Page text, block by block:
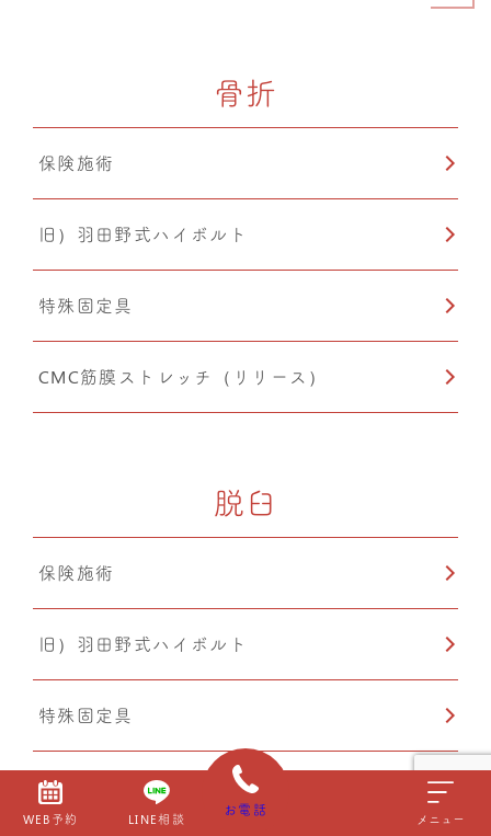
WEB予約 LINE相談
お電話
メニュー
骨折
保険施術
旧）羽田野式ハイボルト
特殊固定具
CMC筋膜ストレッチ（リリース）
脱臼
保険施術
旧）羽田野式ハイボルト
特殊固定具
CMC筋膜ストレッチ（リリース）